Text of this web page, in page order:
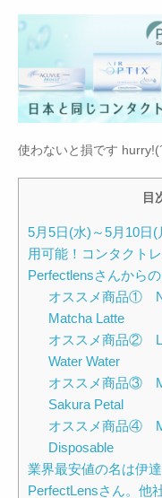
使わないと損です
目
5月5日(水)～5月10日
用可能！コンタクト
Perfectlensさんから
オススメ商品①
Matcha Latte
オススメ商品②
Water Water
オススメ商品③
Sakura Petal
オススメ商品④
Disposable
業界最安値の名は伊
PerfectLensさん。他